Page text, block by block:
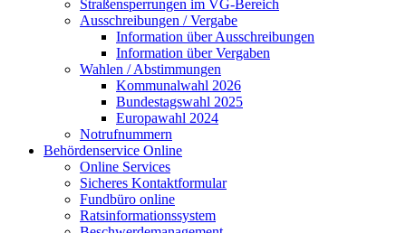
Straßensperrungen im VG-Bereich
Ausschreibungen / Vergabe
Information über Ausschreibungen
Information über Vergaben
Wahlen / Abstimmungen
Kommunalwahl 2026
Bundestagswahl 2025
Europawahl 2024
Notrufnummern
Behördenservice Online
Online Services
Sicheres Kontaktformular
Fundbüro online
Ratsinformationssystem